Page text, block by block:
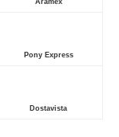
Aramex
Pony Express
Dostavista